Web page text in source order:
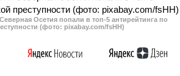
Осетия попали в топ-5 антирейтинга по
(фото: pixabay.com/fsHH)